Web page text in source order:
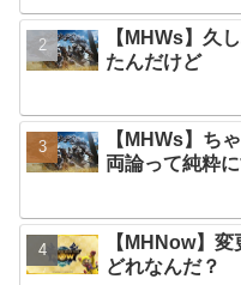
【MHWs】久
たんだけど
【MHWs】ち
両論って純粋
【MHNow】
どれなんだ？